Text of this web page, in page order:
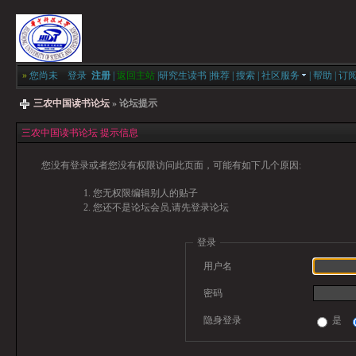
» 您尚未 登录 注册 返回主站 研究生读书 推荐 搜索 社区服务 帮助 订
三农中国读书论坛 » 论坛提示
三农中国读书论坛 提示信息
您没有登录或者您没有权限访问此页面，可能有如下几个原因:
您无权限编辑别人的贴子
您还不是论坛会员,请先登录论坛
登录
用户名
密码
隐身登录 是